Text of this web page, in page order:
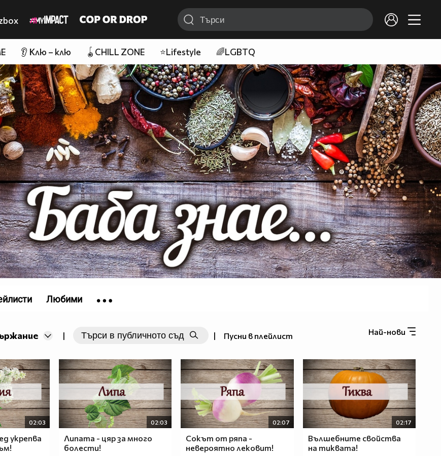
👂 Клю – клю 🪀CHILL ZONE ⭐Lifestyle 🌈LGBTQ
Най-нови
| | Пусни в плейлист
02:03
укрепва
02:03
Липата - цяр за много
болести!
02:07
Сокът от ряпа -
невероятно лековит!
02:17
Вълшебните свойства
на тиквата!
Любими